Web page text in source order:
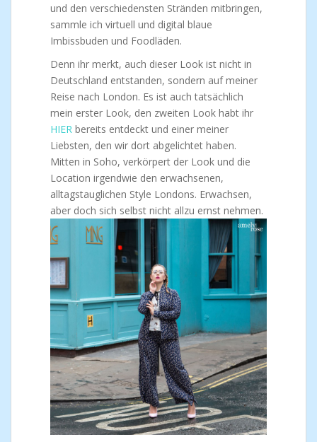
und den verschiedensten Stränden mitbringen,
sammle ich virtuell und digital blaue
Imbissbuden und Foodläden.
Denn ihr merkt, auch dieser Look ist nicht in
Deutschland entstanden, sondern auf meiner
Reise nach London. Es ist auch tatsächlich
mein erster Look, den zweiten Look habt ihr
HIER bereits entdeckt und einer meiner
Liebsten, den wir dort abgelichtet haben.
Mitten in Soho, verkörpert der Look und die
Location irgendwie den erwachsenen,
alltagstauglichen Style Londons. Erwachsen,
aber doch sich selbst nicht allzu ernst nehmen.